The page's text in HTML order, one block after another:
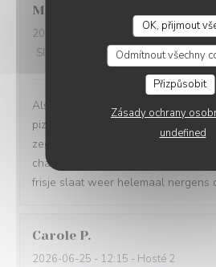
OK, přijmout
Odmítnout všechny
Přizpůsobit
Zásady ochrany
undefined
Miriam
2026-07-08
- 20:00 - Hosté 2
Služba
Atmosféra: 1/5 Kuchyně:
Als je binnen een uur €75 wilt
pizza’s die niet te vreten zijn: dat
zeggen dat het voorgerecht wel
charcuterie et fromage was
frisje slaat weer helemaal nergens
Carole P
2026-06-25 - 12:15 - Hosté 2